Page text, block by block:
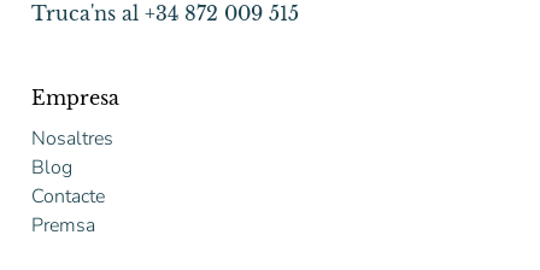
Truca'ns al +34 872 009 515
Empresa
Nosaltres
Blog
Contacte
Premsa